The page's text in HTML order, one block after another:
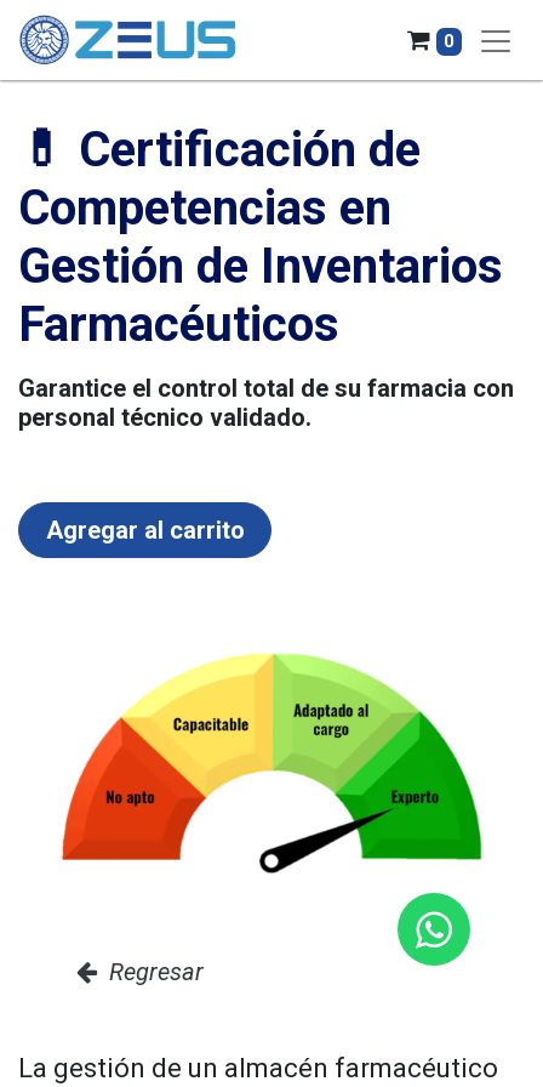
0
💊 Certificación de
Competencias en
Gestión de Inventarios
Farmacéuticos
Garantice el control total de su farmacia con
personal técnico validado.
Agregar al carrito
Regresar
La gestión de un almacén farmacéutico